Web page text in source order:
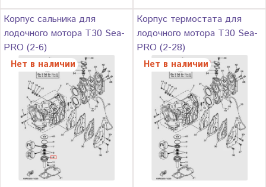
Корпус сальника для
лодочного мотора Т30 Sea-
PRO (2-6)
Нет в наличии
Корпус термостата для
лодочного мотора Т30 Sea-
PRO (2-28)
Нет в наличии